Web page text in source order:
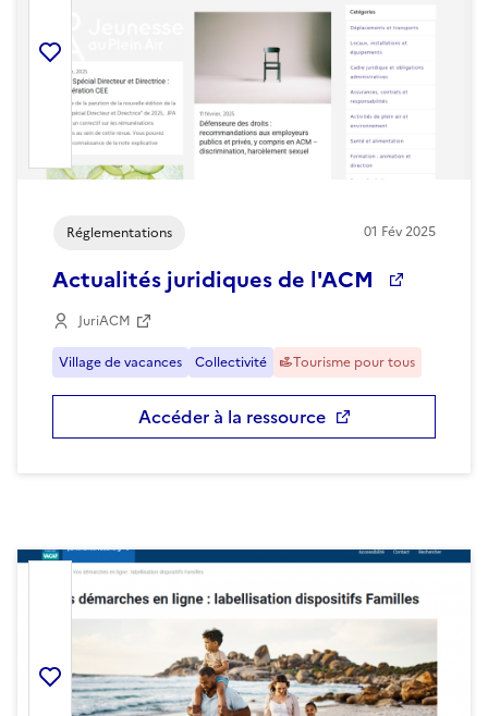
Réglementations 01 Fév2025
Actualités juridiques de l'ACM
JuriACM
Village de vacances Collectivité Tourisme pour tous
Accéder à la ressource
Ajouter la ressource aux favoris
Ajouter la ressource aux favoris